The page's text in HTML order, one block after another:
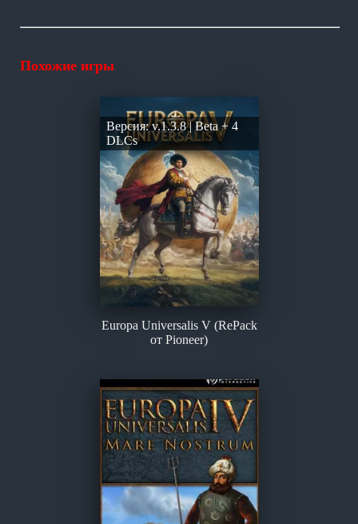
Похожие игры
Europa Universalis V (RePack
от Pioneer)
Версия: v.1.3.8 | Beta + 4
DLCs